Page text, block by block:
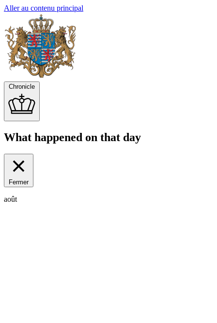
Aller au contenu principal
Chronicle
What happened on that day
Fermer
août